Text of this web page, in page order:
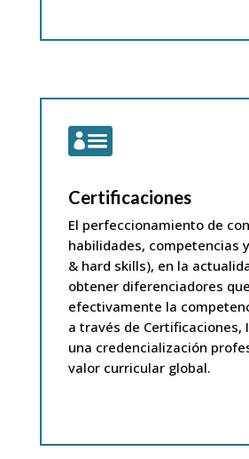

Certificaciones
El perfeccionamiento de
habilidades, competencias
& hard skills), en la
obtener diferenciadores
efectivamente la
a través de Certificaciones,
una credencialización
valor curricular global.